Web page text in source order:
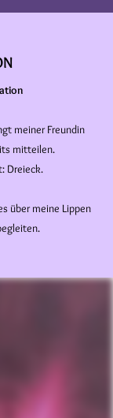
meiner Freundin
mitteilen.
Dreieck.
über meine Lippen